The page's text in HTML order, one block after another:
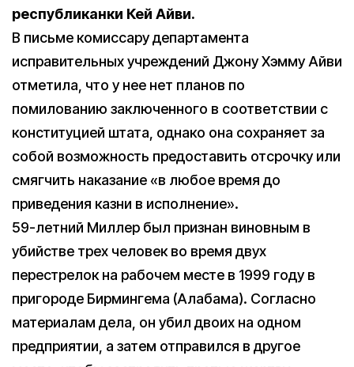
республиканки Кей Айви.
В письме комиссару департамента
исправительных учреждений Джону Хэмму Айви
отметила, что у нее нет планов по
помилованию заключенного в соответствии с
конституцией штата, однако она сохраняет за
собой возможность предоставить отсрочку или
смягчить наказание «в любое время до
приведения казни в исполнение».
59-летний Миллер был признан виновным в
убийстве трех человек во время двух
перестрелок на рабочем месте в 1999 году в
пригороде Бирмингема (Алабама). Согласно
материалам дела, он убил двоих на одном
предприятии, а затем отправился в другое